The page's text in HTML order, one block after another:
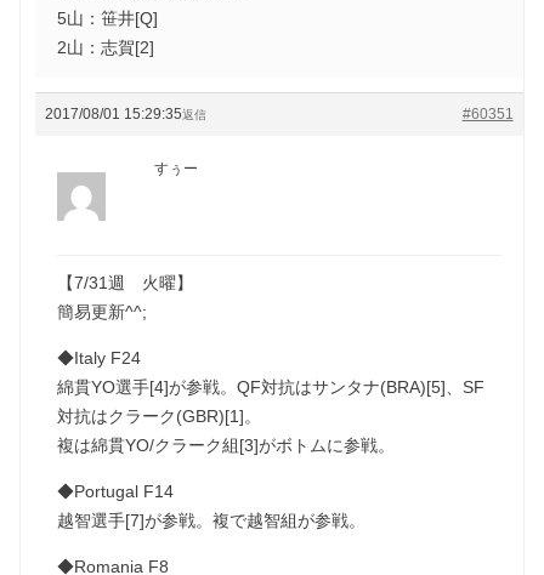
5山：笹井[Q]
2山：志賀[2]
2017/08/01 15:29:35 #60351
返信
すぅー
【7/31週 火曜】
簡易更新^^;
◆Italy F24
綿貫YO選手[4]が参戦。QF対抗はサンタナ(BRA)[5]、SF
対抗はクラーク(GBR)[1]。
複は綿貫YO/クラーク組[3]がボトムに参戦。
◆Portugal F14
越智選手[7]が参戦。複で越智組が参戦。
◆Romania F8